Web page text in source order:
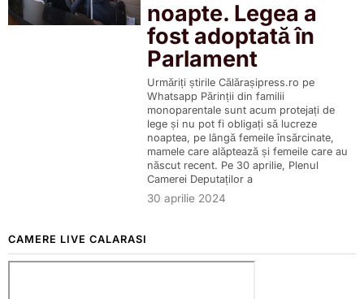
noapte. Legea a
fost adoptată în
Parlament
Urmăriți știrile Călărașipress.ro pe
Whatsapp Părinții din familii
monoparentale sunt acum protejați de
lege și nu pot fi obligați să lucreze
noaptea, pe lângă femeile însărcinate,
mamele care alăptează și femeile care au
născut recent. Pe 30 aprilie, Plenul
Camerei Deputaților a
30 aprilie 2024
CAMERE LIVE CALARASI